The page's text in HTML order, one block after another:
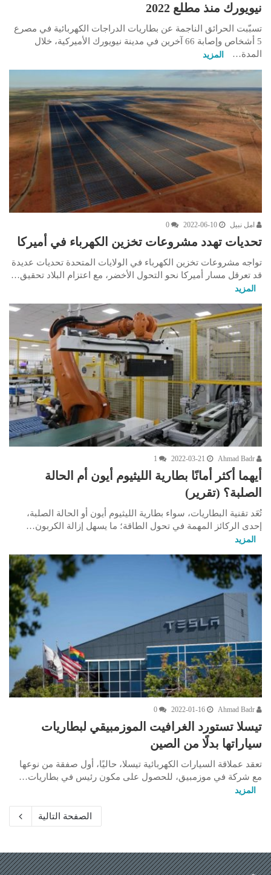
نيويورك منذ مطلع 2022
تسبّبت الحرائق الناجمة عن بطاريات الدراجات الكهربائية في مصرع
5 أشخاص وإصابة 66 آخرين في مدينة نيويورك الأميركية، خلال
المدة…
المزيد
امل نبيل 2022-06-10
0
تحديات تهدد مشروعات تخزين الكهرباء في أميركا
تواجه مشروعات تخزين الكهرباء في الولايات المتحدة تحديات عديدة
قد تعرقل مسار أميركا نحو التحول الأخضر، مع اعتزام البلاد تحقيق…
المزيد
2022-03-21
1
أيهما أكثر أمانًا بطارية الليثيوم أيون أم الحالة
الصلبة؟ (تقرير)
تُعَد تقنية البطاريات، سواء بطارية الليثيوم أيون أو الحالة الصلبة،
إحدى الركائز المهمة في تحول الطاقة؛ ما يسهل إزالة الكربون…
المزيد
2022-01-16
0
تيسلا تستورد الغرافيت الموزمبيقي لبطاريات
سياراتها بدلًا من الصين
تعقد عملاقة السيارات الكهربائية تيسلا، حاليًا، أول صفقة من نوعها
مع شركة في موزمبيق، للحصول على مكون رئيس في بطاريات…
المزيد
الصفحة التالية